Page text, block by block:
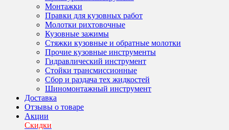
Монтажки
Правки для кузовных работ
Молотки рихтовочные
Кузовные зажимы
Стяжки кузовные и обратные молотки
Прочие кузовные инструменты
Гидравлический инструмент
Стойки трансмиссионные
Сбор и раздача тех жидкостей
Шиномонтажный инструмент
Доставка
Отзывы о товаре
Акции
Скидки